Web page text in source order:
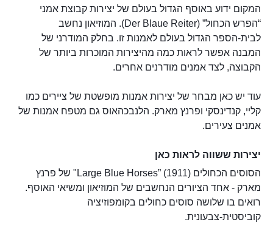
המקום ידוע באוסף הגדול בעולם של יצירות קבוצת אמני
“הפרש הכחול” (Der Blaue Reiter). המוזיאון נחשב
לבית‑הספר הגדול בעולם לאמנות זו. בחלק המודרני של
המבנה אפשר לראות כמה מהיצירות המוכרות ביותר של
הקבוצה, לצד אמנים מודרנים אחרים.
עוד יש כאן מבחר של יצירות אמנות מופשטת של ציירים כמו
קליי, קנדינסקי ופרנץ מארק. הלנבכהאוס גם מטפח אמנות של
אמנים צעירים.
יצירות ששווה לראות כאן
הסוסים הכחולים Large Blue Horses” (1911)" של פרנץ
מארק - אחד הציורים הנחשבים של המוזיאון ומשיאי האוסף.
רואים בו שלושה סוסים כחולים בקומפוזיציה
קוביסטית‑צבעונית.